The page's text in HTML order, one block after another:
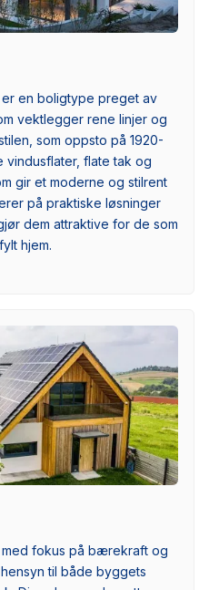
en boligtype preget av
vektlegger rene linjer og
som oppsto på 1920-
vindusflater, flate tak og
gir et moderne og stilrent
på praktiske løsninger
dem attraktive for de som
hjem.
fokus på bærekraft og
til både byggets